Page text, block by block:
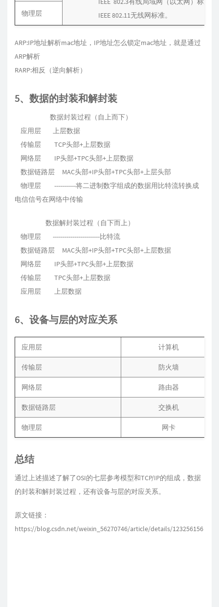
IEEE 802.11无线网标准。
物理层
ARP:IP地址解析mac地址，IP地址怎么锁定mac地址，就是通过
ARP解析
RARP:相反（逆向解析）
5、数据的封装和解封装
数据封装过程（自上而下）
应用层 上层数据
传输层 TCP头部+上层数据
网络层 IP头部+TPC头部+上层数据
数据链路层 MAC头部+IP头部+TPC头部+上层头部
物理层 -----------将二进制数字组成的数据用比特流转换成
电信信号在网络中传输
数据解封装过程（自下而上）
物理层 ------------------------比特流
数据链路层 MAC头部+IP头部+TPC头部+上层数据
网络层 IP头部+TPC头部+上层数据
传输层 TPC头部+上层数据
应用层 上层数据
6、设备与层的对应关系
应用层 计算机
传输层 防火墙
网络层 路由器
数据链路层 交换机
物理层 网卡
总结
通过上述描述了解了OSI的七层参考模型和TCP/IP的组成，数据
的封装和解封装过程，还有设备与层的对应关系。
原文链接：
https://blog.csdn.net/weixin_56270746/article/details/123256156